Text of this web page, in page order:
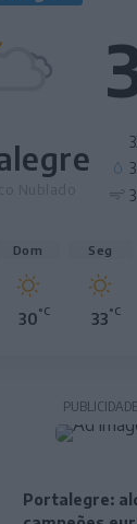
Dom
30°C
Seg
33°C
PUBLICIDADE
Portalegre: